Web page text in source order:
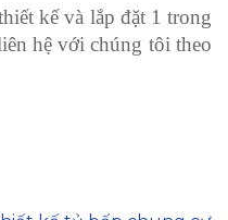
kế và lắp đặt 1 trong
hệ với chúng tôi theo